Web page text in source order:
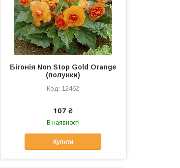
Бігонія Non Stop Gold Orange
(полунки)
12462
107 ₴
В наявності
Купити